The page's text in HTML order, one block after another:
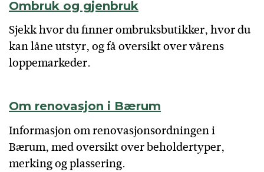
Ombruk og gjenbruk
Sjekk hvor du finner ombruksbutikker, hvor du
kan låne utstyr, og få oversikt over vårens
loppemarkeder.
Om renovasjon i Bærum
Informasjon om renovasjonsordningen i
Bærum, med oversikt over beholdertyper,
merking og plassering.